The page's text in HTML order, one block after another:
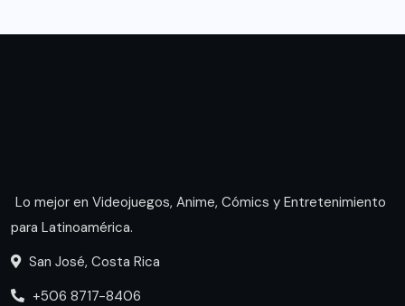
Lo mejor en Videojuegos, Anime, Cómics y Entretenimiento
para Latinoamérica.
San José, Costa Rica
+506 8717-8406